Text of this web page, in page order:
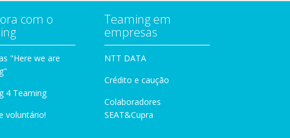
com o
"Here we are
4 Teaming
voluntário!
Teaming em
empresas
NTT DATA
Crédito e caução
Colaboradores
SEAT&Cupra